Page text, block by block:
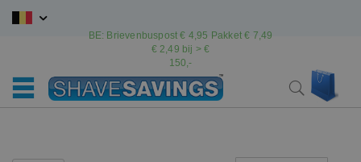
Ga
BE: Brievenbuspost € 4,95 Pakket € 7,49
€ 2,49 bij > €
150,-
Search